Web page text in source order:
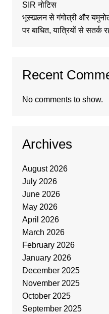
SIR नोटिस
भूस्खलन से गंगोत्री और
पर बाधित, यात्रियों से सतर्क
Recent
No comments to show.
Archives
August 2026
July 2026
June 2026
May 2026
April 2026
March 2026
February 2026
January 2026
December 2025
November 2025
October 2025
September 2025